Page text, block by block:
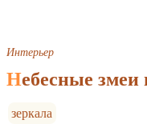
Интерьер
Небесные
зеркала